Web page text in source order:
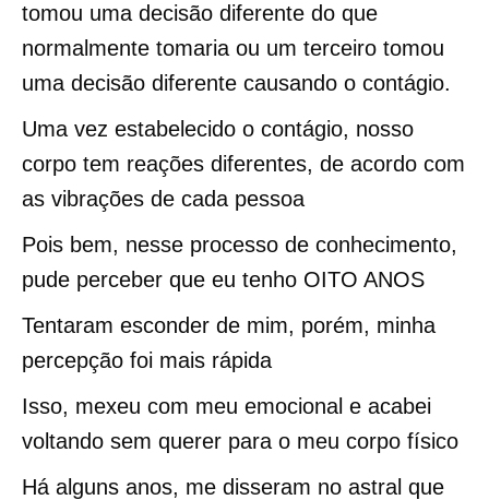
tomou uma decisão diferente do que
normalmente tomaria ou um terceiro tomou
uma decisão diferente causando o contágio.
Uma vez estabelecido o contágio, nosso
corpo tem reações diferentes, de acordo com
as vibrações de cada pessoa
Pois bem, nesse processo de conhecimento,
pude perceber que eu tenho OITO ANOS
Tentaram esconder de mim, porém, minha
percepção foi mais rápida
Isso, mexeu com meu emocional e acabei
voltando sem querer para o meu corpo físico
Há alguns anos, me disseram no astral que